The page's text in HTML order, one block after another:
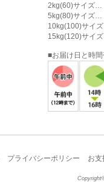
2kg(60)サイズ
5kg(80)サイズ
10kg(100)サイ
15kg(120)サイ
■お届け日と時
プライバシーポリシー お